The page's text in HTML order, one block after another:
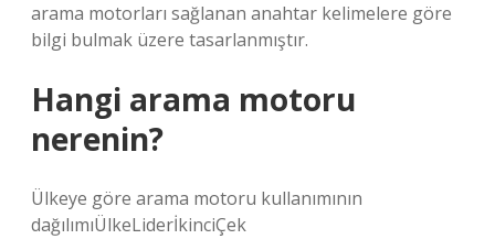
arama motorları sağlanan anahtar kelimelere göre
bilgi bulmak üzere tasarlanmıştır.
Hangi arama motoru
nerenin?
Ülkeye göre arama motoru kullanımının
dağılımıÜlkeLiderİkinciÇek